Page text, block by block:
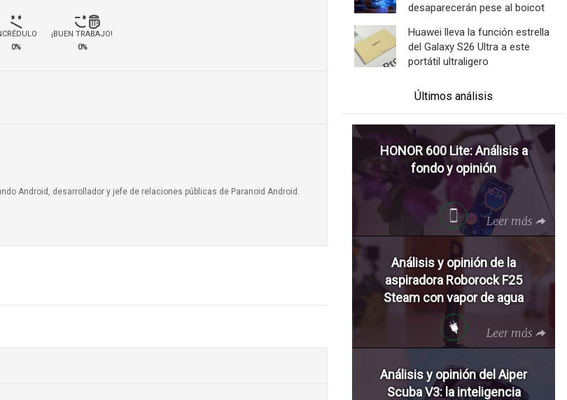
0%
¡BUEN TRABAJO!
0%
Android, desarrollador y jefe de relaciones públicas de Paranoid Android.
desaparecerán pese al boicot
Huawei lleva la función estrella
del Galaxy S26 Ultra a este
portátil ultraligero
Últimos análisis
HONOR 600 Lite: Análisis a
fondo y opinión
Leer más
Análisis y opinión de la
aspiradora Roborock F25
Steam con vapor de agua
Leer más
Análisis y opinión del Aiper
Scuba V3: la inteligencia